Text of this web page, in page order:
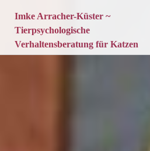
Imke Arracher-Küster ~
Tierpsychologische
Verhaltensberatung für Katzen